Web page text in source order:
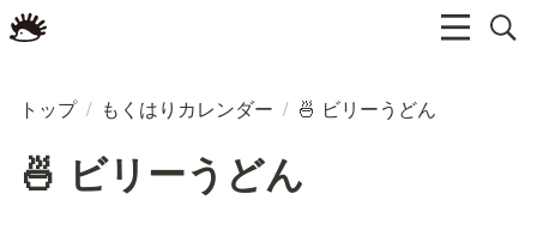
トップ / もくはりカレンダー / 🍜 ビリーうどん
🍜 ビリーうどん